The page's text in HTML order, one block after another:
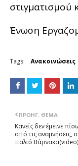
στιγματισμού
Ένωση
Tags: Ανακοινώσεις
ΠΡΟΗΓ. ΘΈΜΑ
Κανείς δεν έμεινε
από τις αναμνήσεις,
παλιό Βάρνακα(video)